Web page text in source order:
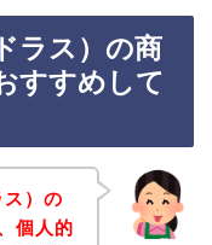
ラス）の商
すすめして
）の
個人的